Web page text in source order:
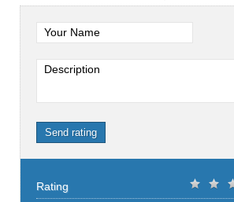
Your Name
Description
Send rating
Rating